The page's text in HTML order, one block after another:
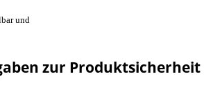
und
zur Produktsicherheit